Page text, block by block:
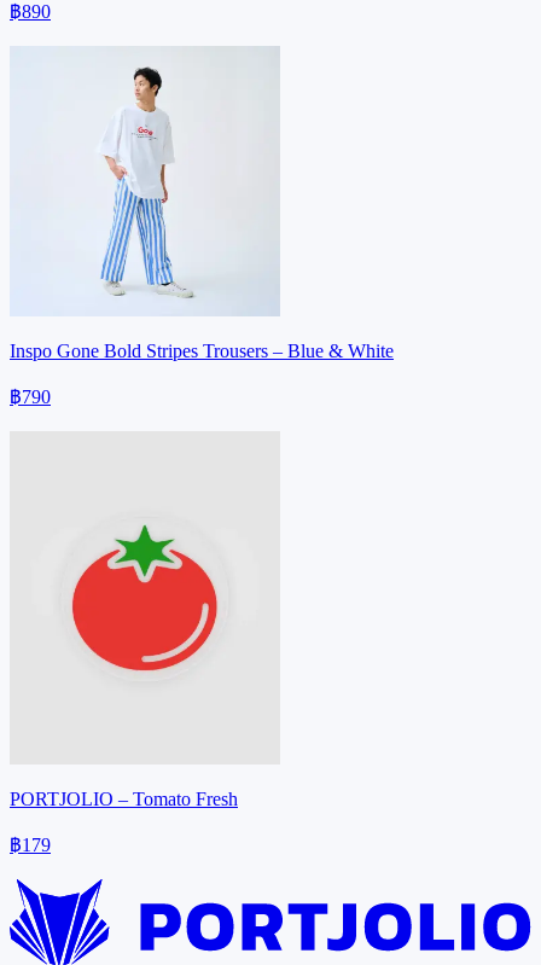
฿890
Inspo Gone Bold Stripes Trousers – Blue & White
฿790
PORTJOLIO – Tomato Fresh
฿179